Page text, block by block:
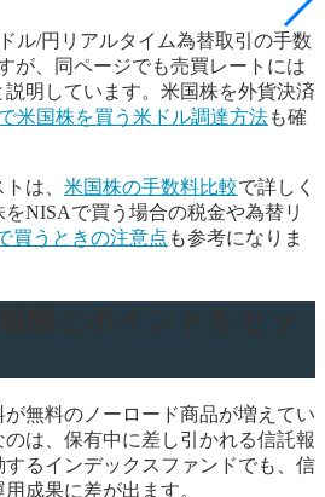
ル/円リアルタイム為替取引の手数
が、同ページでも売買レートには
明しています。米国株を外貨決済
米国株を買う米ドル調達方法も確
は、 米国株の手数料比較で詳しく
NISAで買う場合の税金や為替リ
買うときの注意点 も参考になりま
無料のノーロード商品が増えてい
は、保有中に差し引かれる信託報
るインデックスファンドでも、信
成果に差が出ます。